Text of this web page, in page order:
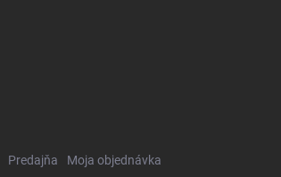
Predajňa Moja objednávka